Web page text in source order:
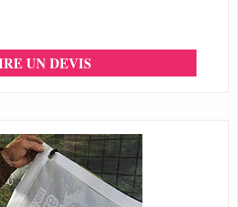
UN DEVIS